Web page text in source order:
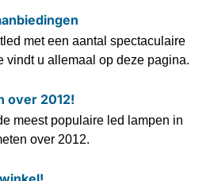
met een aantal spectaculaire
vindt u allemaal op deze pagina.
over 2012!
meest populaire led lampen in
over 2012.